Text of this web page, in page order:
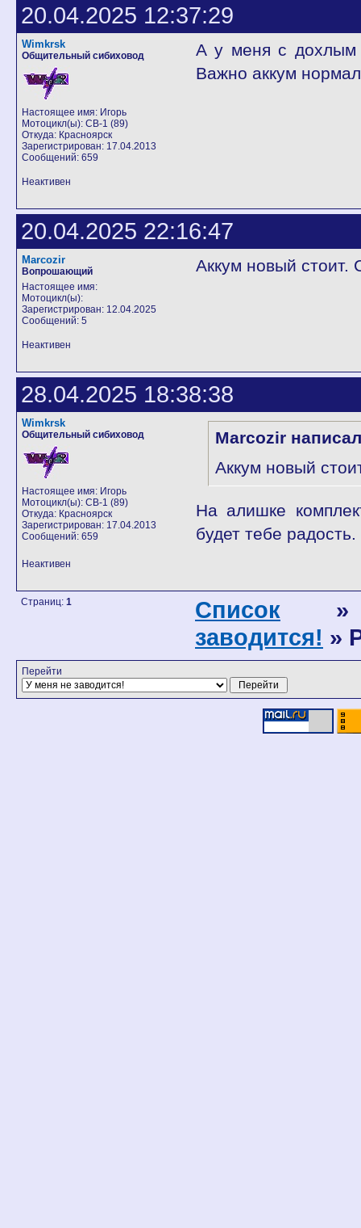
20.04.2025 12:37:29
Wimkrsk
Общительный сибиховод
Настоящее имя: Игорь
Мотоцикл(ы): CB-1 (89)
Откуда: Красноярск
Зарегистрирован: 17.04.2013
Сообщений: 659
А у меня с дохлым
Важно аккум
Неактивен
20.04.2025 22:16:47
Marcozir
Вопрошающий
Настоящее имя:
Мотоцикл(ы):
Зарегистрирован: 12.04.2025
Сообщений: 5
Аккум новый стоит.
Неактивен
28.04.2025 18:38:38
Wimkrsk
Общительный сибиховод
Настоящее имя: Игорь
Мотоцикл(ы): CB-1 (89)
Откуда: Красноярск
Зарегистрирован: 17.04.2013
Сообщений: 659
Marcozir
Аккум новый
На алишке
будет тебе радость.
Неактивен
Страниц: 1 Список
заводится! »
Перейти